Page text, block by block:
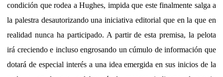
condición que rodea a Hughes, impida que este finalmente salga a
la palestra desautorizando una iniciativa editorial que en la que en
realidad nunca ha participado. A partir de esta premisa, la pelota
irá creciendo e incluso engrosando un cúmulo de información que
dotará de especial interés a una idea emergida en sus inicios de la